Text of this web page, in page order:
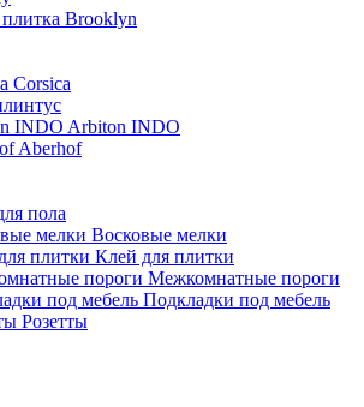
Brooklyn
Corsica
Arbiton INDO
Aberhof
пола
Восковые мелки
Клей для плитки
Межкомнатные пороги
Подкладки под мебель
Розетты